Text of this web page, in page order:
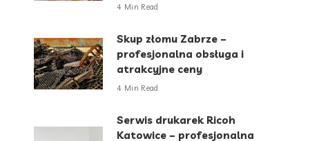
4 Min Read
Skup złomu Zabrze –
profesjonalna obsługa i
atrakcyjne ceny
4 Min Read
Serwis drukarek Ricoh
Katowice – profesjonalna